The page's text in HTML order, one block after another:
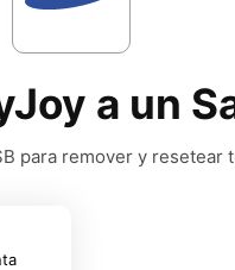
a un
para remover y resetear